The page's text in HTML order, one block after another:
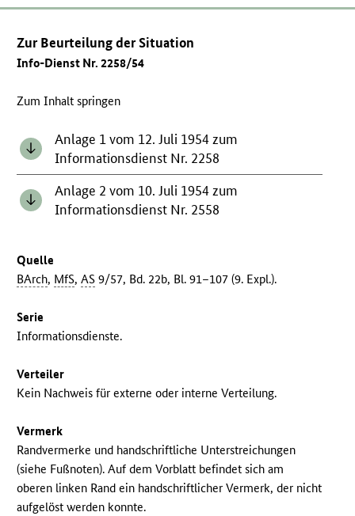
Zur Beurteilung der Situation
Info-Dienst Nr. 2258/54
Zum Inhalt springen
Anlage 1 vom 12. Juli 1954 zum
Informationsdienst Nr. 2258
Anlage 2 vom 10. Juli 1954 zum
Informationsdienst Nr. 2558
Quelle
BArch, MfS,AS 9/57, Bd. 22b, Bl. 91–107 (9. Expl.).
Serie
Informationsdienste.
Verteiler
Kein Nachweis für externe oder interne Verteilung.
Vermerk
Randvermerke und handschriftliche Unterstreichungen
(siehe Fußnoten). Auf dem Vorblatt befindet sich am
oberen linken Rand ein handschriftlicher Vermerk, der nicht
aufgelöst werden konnte.